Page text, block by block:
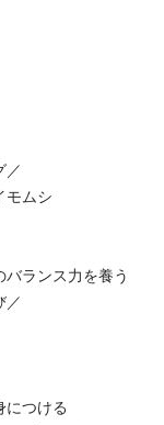
／
ムシ
ランス力を養う
／
つける